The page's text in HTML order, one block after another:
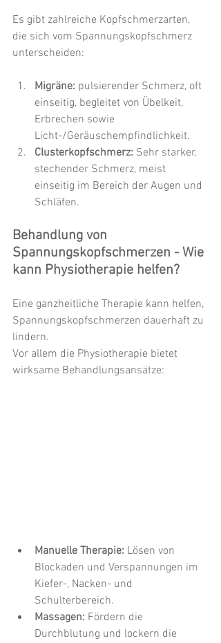
Es gibt zahlreiche Kopfschmerzarten,
die sich vom Spannungskopfschmerz
unterscheiden:
Migräne: pulsierender Schmerz, oft
einseitig, begleitet von Übelkeit,
Erbrechen sowie
Licht-/Geräuschempfindlichkeit.
Clusterkopfschmerz: Sehr starker,
stechender Schmerz, meist
einseitig im Bereich der Augen und
Schläfen.
Behandlung von
Spannungskopfschmerzen - Wie
kann Physiotherapie helfen?
Eine ganzheitliche Therapie kann helfen,
Spannungskopfschmerzen dauerhaft zu
lindern.
Vor allem die Physiotherapie bietet
wirksame Behandlungsansätze:
Manuelle Therapie: Lösen von
Blockaden und Verspannungen im
Kiefer-, Nacken- und
Schulterbereich.
Massagen: Fördern die
Durchblutung und lockern die